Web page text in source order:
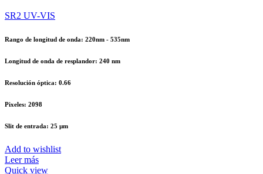
SR2 UV-VIS
Rango de longitud de onda: 220nm - 535nm
Longitud de onda de resplandor: 240 nm
Resolución óptica: 0.66
Pixeles: 2098
Slit de entrada: 25 µm
Add to wishlist
Leer más
Quick view